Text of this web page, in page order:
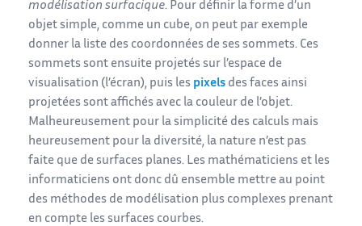
modélisation surfacique. Pour définir la forme d’un
objet simple, comme un cube, on peut par exemple
donner la liste des coordonnées de ses sommets. Ces
sommets sont ensuite projetés sur l’espace de
visualisation (l’écran), puis les pixels des faces ainsi
projetées sont affichés avec la couleur de l’objet.
Malheureusement pour la simplicité des calculs mais
heureusement pour la diversité, la nature n’est pas
faite que de surfaces planes. Les mathématiciens et les
informaticiens ont donc dû ensemble mettre au point
des méthodes de modélisation plus complexes prenant
en compte les surfaces courbes.